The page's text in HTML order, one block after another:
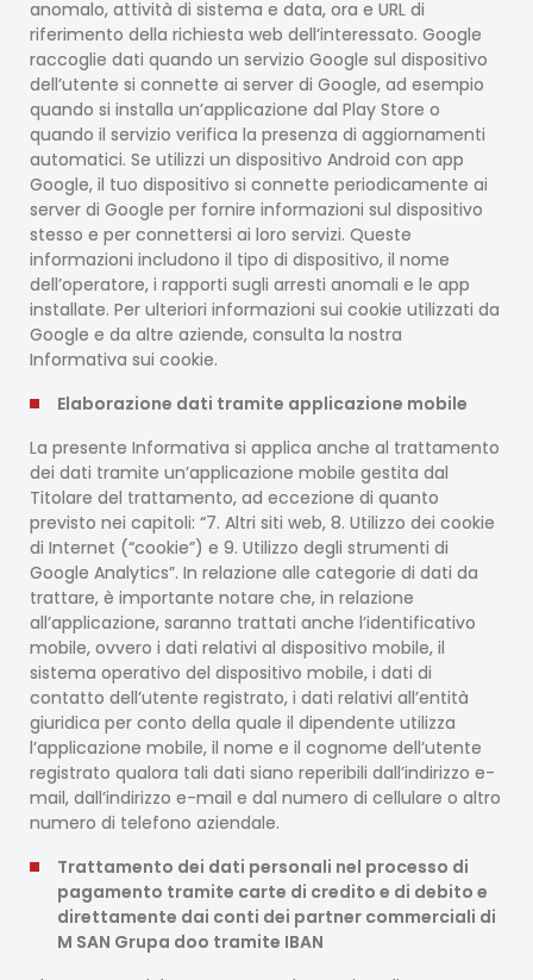
anomalo, attività di sistema e data, ora e URL di
riferimento della richiesta web dell’interessato. Google
raccoglie dati quando un servizio Google sul dispositivo
dell’utente si connette ai server di Google, ad esempio
quando si installa un’applicazione dal Play Store o
quando il servizio verifica la presenza di aggiornamenti
automatici. Se utilizzi un dispositivo Android con app
Google, il tuo dispositivo si connette periodicamente ai
server di Google per fornire informazioni sul dispositivo
stesso e per connettersi ai loro servizi. Queste
informazioni includono il tipo di dispositivo, il nome
dell’operatore, i rapporti sugli arresti anomali e le app
installate. Per ulteriori informazioni sui cookie utilizzati da
Google e da altre aziende, consulta la nostra
Informativa sui cookie.
Elaborazione dati tramite applicazione mobile
La presente Informativa si applica anche al trattamento
dei dati tramite un’applicazione mobile gestita dal
Titolare del trattamento, ad eccezione di quanto
previsto nei capitoli: “7. Altri siti web, 8. Utilizzo dei cookie
di Internet (“cookie”) e 9. Utilizzo degli strumenti di
Google Analytics”. In relazione alle categorie di dati da
trattare, è importante notare che, in relazione
all’applicazione, saranno trattati anche l’identificativo
mobile, ovvero i dati relativi al dispositivo mobile, il
sistema operativo del dispositivo mobile, i dati di
contatto dell’utente registrato, i dati relativi all’entità
giuridica per conto della quale il dipendente utilizza
l’applicazione mobile, il nome e il cognome dell’utente
registrato qualora tali dati siano reperibili dall’indirizzo e-
mail, dall’indirizzo e-mail e dal numero di cellulare o altro
numero di telefono aziendale.
Trattamento dei dati personali nel processo di
pagamento tramite carte di credito e di debito e
direttamente dai conti dei partner commerciali di
M SAN Grupa doo tramite IBAN